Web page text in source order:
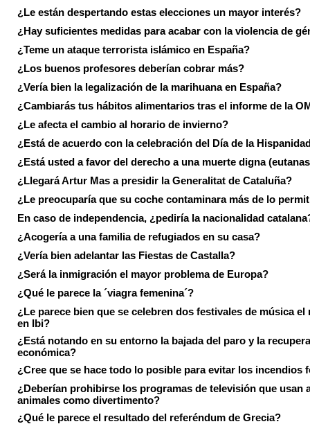
¿Le están despertando estas elecciones un mayor interés?
¿Hay suficientes medidas para acabar con la violencia de
¿Teme un ataque terrorista islámico en España?
¿Los buenos profesores deberían cobrar más?
¿Vería bien la legalización de la marihuana en España?
¿Cambiarás tus hábitos alimentarios tras el informe de la
¿Le afecta el cambio al horario de invierno?
¿Está de acuerdo con la celebración del Día de la
¿Está usted a favor del derecho a una muerte digna
¿Llegará Artur Mas a presidir la Generalitat de Cataluña?
¿Le preocuparía que su coche contaminara más de lo
En caso de independencia, ¿pediría la nacionalidad
¿Acogería a una familia de refugiados en su casa?
¿Vería bien adelantar las Fiestas de Castalla?
¿Será la inmigración el mayor problema de Europa?
¿Qué le parece la ´viagra femenina´?
¿Le parece bien que se celebren dos festivales de música el
en Ibi?
¿Está notando en su entorno la bajada del paro y la
económica?
¿Cree que se hace todo lo posible para evitar los incendios
¿Deberían prohibirse los programas de televisión que usan
animales como divertimento?
¿Qué le parece el resultado del referéndum de Grecia?